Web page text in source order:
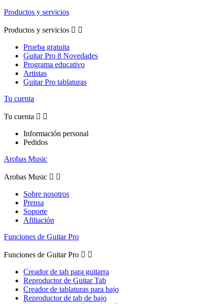
Productos y servicios
Productos y servicios  
Prueba gratuita
Guitar Pro 8 Novedades
Programa educativo
Artistas
Guitar Pro tablaturas
Tu cuenta
Tu cuenta  
Información personal
Pedidos
Arobas Music
Arobas Music  
Sobre nosotros
Prensa
Soporte
Afiliación
Funciones de Guitar Pro
Funciones de Guitar Pro  
Creador de tab para guitarra
Reproductor de Guitar Tab
Creador de tablaturas para bajo
Reproductor de tab de bajo